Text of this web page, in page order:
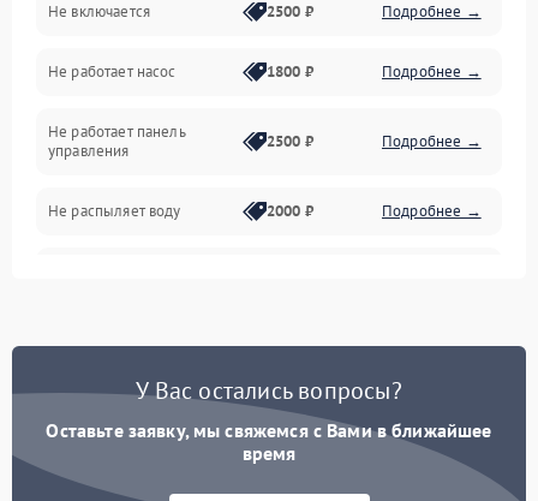
Нагрев
Вода
Гигиена
Программное обеспечение
Не включается 2500 ₽ Подробнее →
Не работает насос 1800 ₽ Подробнее →
Не работает панель
управления
2500 ₽ Подробнее →
Не распыляет воду 2000 ₽ Подробнее →
Проблемы с набором
Не работает сушилка 2100 ₽ Подробнее →
Сбои в работе таймера 1700 ₽
У Вас остались вопросы?
Оставьте заявку, мы свяжемся с Вами в ближайшее
время